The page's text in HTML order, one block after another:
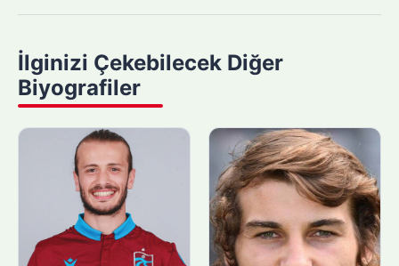
y
a
p
n
İlginizi Çekebilecek Diğer
Biyografiler